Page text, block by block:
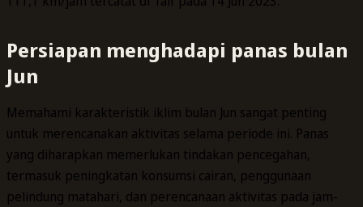
Persiapan menghadapi panas bulan
Jun
Memahami karakteristik iklim bulan Jun sangat penting
untuk merencanakan aktivitas selama periode ini. Panas
yang diharapkan memerlukan tindakan pencegahan,
termasuk peningkatan konsumsi cairan, penggunaan
pelindung matahari, dan perencanaan aktivitas pada jam-